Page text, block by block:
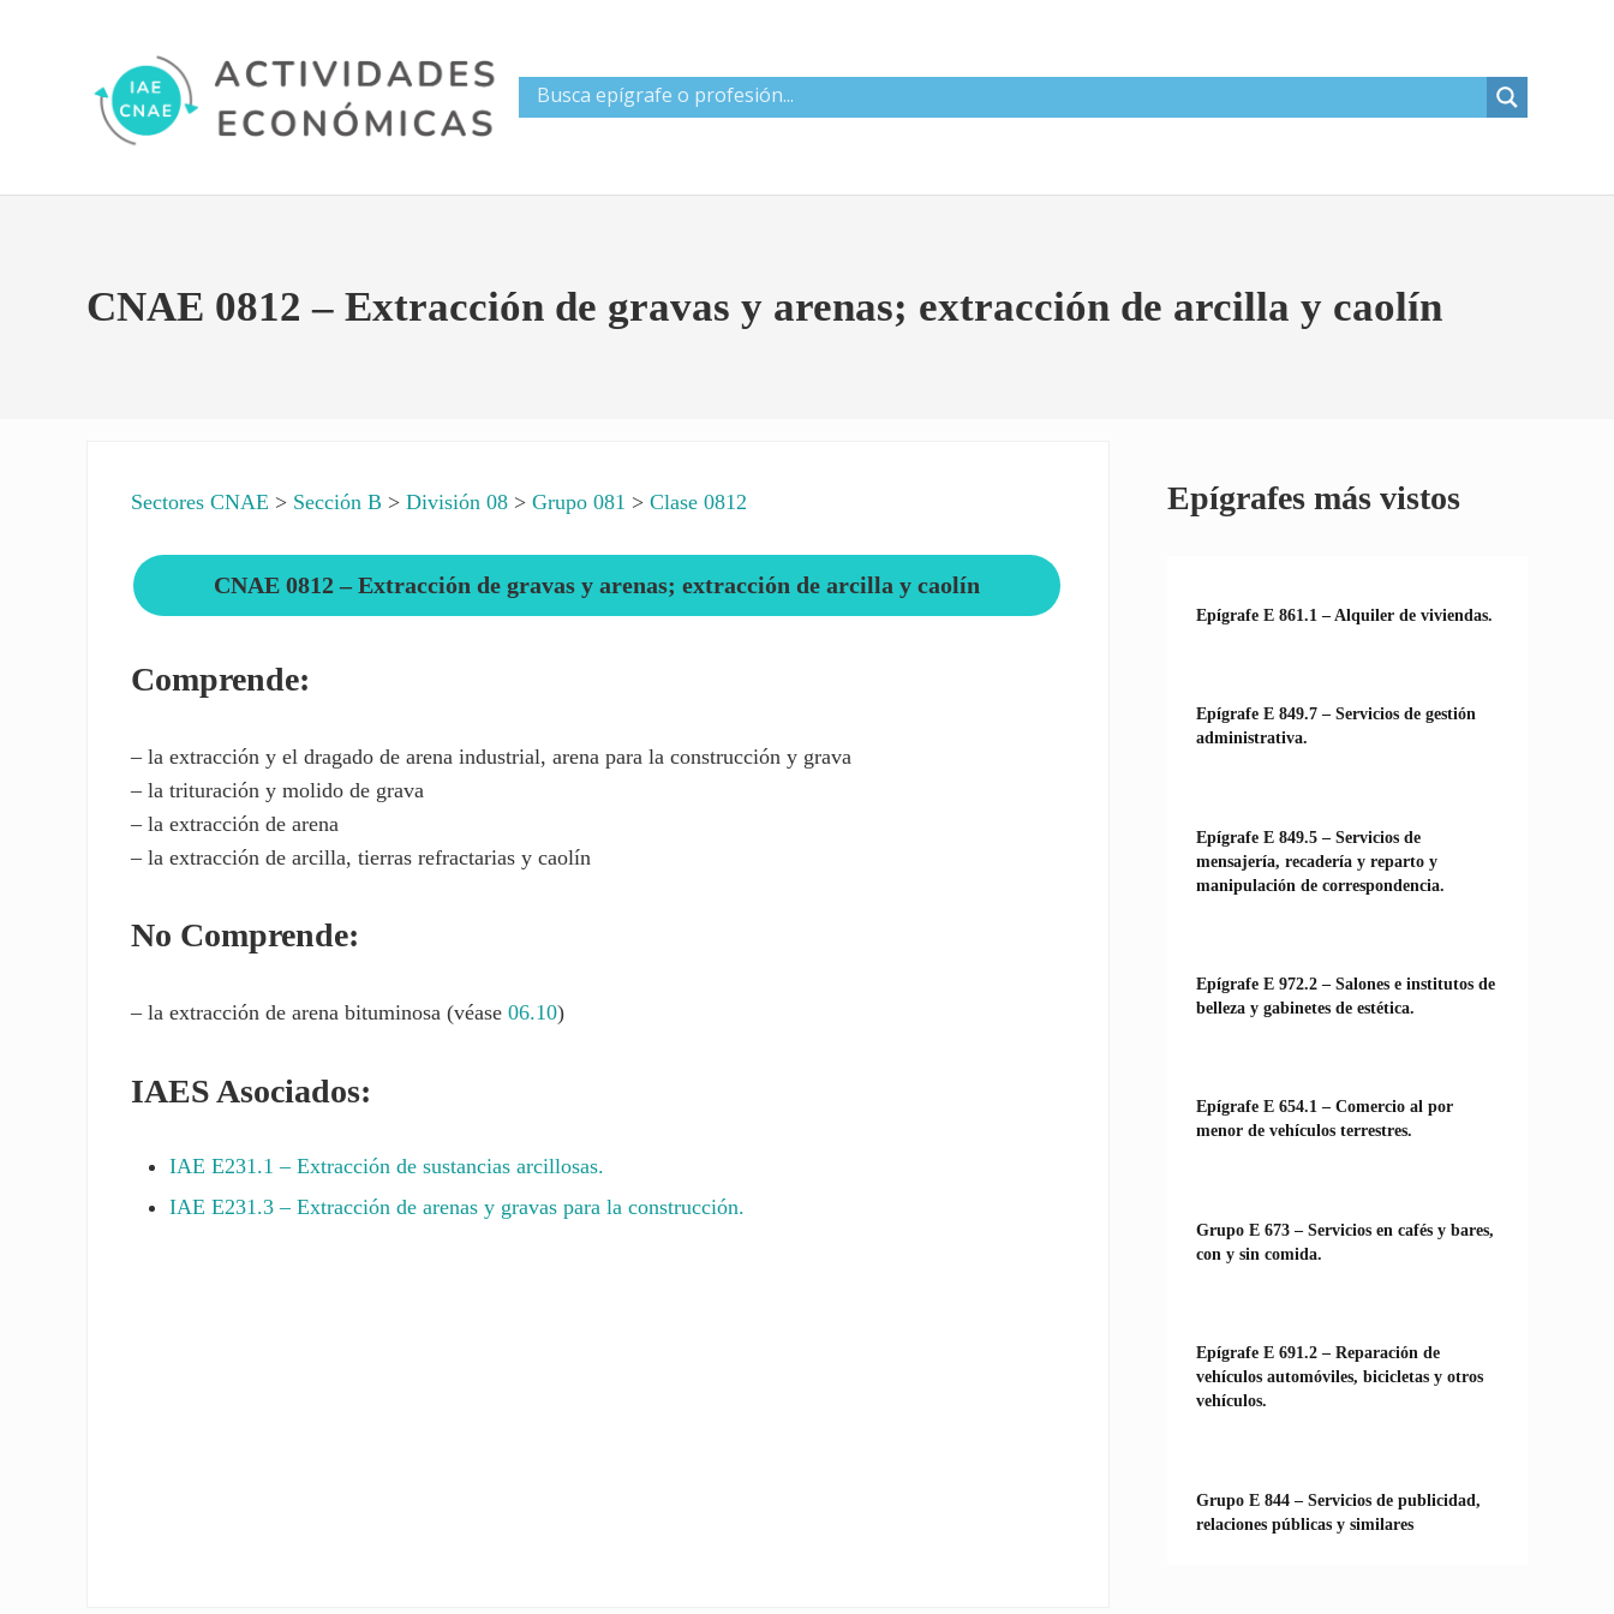
CNAE 0812 – Extracción de gravas y arenas; extracción de arcilla y caolín
Sectores CNAE > Sección B >División 08 >Grupo 081 >Clase 0812
CNAE 0812 – Extracción de gravas y arenas; extracción de arcilla y caolín
Comprende:
– la extracción y el dragado de arena industrial, arena para la construcción y grava
– la trituración y molido de grava
– la extracción de arena
– la extracción de arcilla, tierras refractarias y caolín
No Comprende:
– la extracción de arena bituminosa (véase06.10)
IAES Asociados:
IAE E231.1 – Extracción de sustancias arcillosas.
IAE E231.3– Extracción de arenas y gravas para la construcción.
Epígrafes más vistos
Epígrafe E 861.1 – Alquiler de viviendas.
Epígrafe E 849.7 – Servicios de gestión
administrativa.
Epígrafe E 849.5 – Servicios de
mensajería, recadería y reparto y
manipulación de correspondencia.
Epígrafe E 972.2 – Salones e institutos de
belleza y gabinetes de estética.
Epígrafe E 654.1 – Comercio al por
menor de vehículos terrestres.
Grupo E 673 – Servicios en cafés y bares,
con y sin comida.
Epígrafe E 691.2 – Reparación de
vehículos automóviles, bicicletas y otros
vehículos.
Grupo E 844 – Servicios de publicidad,
relaciones públicas y similares